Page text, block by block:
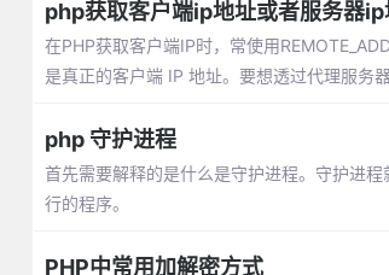
php获取客户端ip地址或者服务器ip
在PHP获取客户端IP时，常使用
是真正的客户端 IP 地址。要想透过代理服务
php 守护进程
首先需要解释的是什么是守护进程。守护进
行的程序。
PHP中常用加解密方式